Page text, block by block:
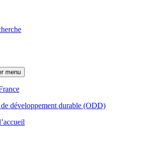
menu
développement durable (ODD)